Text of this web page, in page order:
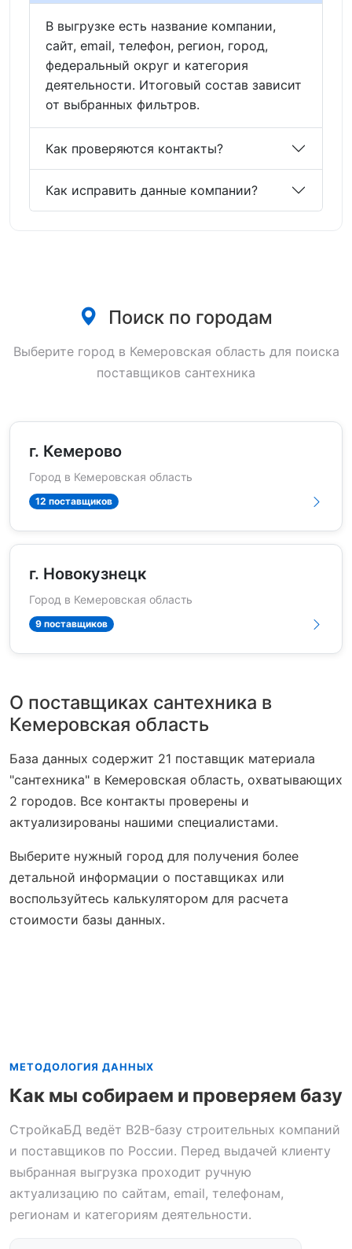
В выгрузке есть название компании,
сайт, email, телефон, регион, город,
федеральный округ и категория
деятельности. Итоговый состав зависит
от выбранных фильтров.
Как проверяются контакты?
Как исправить данные компании?
Поиск по городам
Выберите город в Кемеровская область для поиска
поставщиков сантехника
г. Кемерово
Город в Кемеровская область
12 поставщиков
г. Новокузнецк
Город в Кемеровская область
9 поставщиков
О поставщиках сантехника в
Кемеровская область
База данных содержит 21 поставщик материала
"сантехника" в Кемеровская область, охватывающих
2 городов. Все контакты проверены и
актуализированы нашими специалистами.
Выберите нужный город для получения более
детальной информации о поставщиках или
воспользуйтесь калькулятором для расчета
стоимости базы данных.
МЕТОДОЛОГИЯ ДАННЫХ
Как мы собираем и проверяем базу
СтройкаБД ведёт B2B-базу строительных компаний
и поставщиков по России. Перед выдачей клиенту
выбранная выгрузка проходит ручную
актуализацию по сайтам, email, телефонам,
регионам и категориям деятельности.